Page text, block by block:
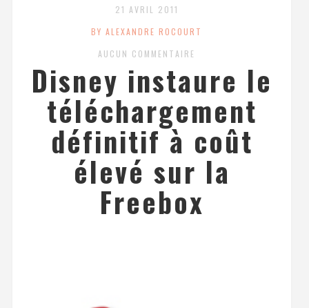
21 AVRIL 2011
BY ALEXANDRE ROCOURT
AUCUN COMMENTAIRE
Disney instaure le
téléchargement
définitif à coût
élevé sur la
Freebox